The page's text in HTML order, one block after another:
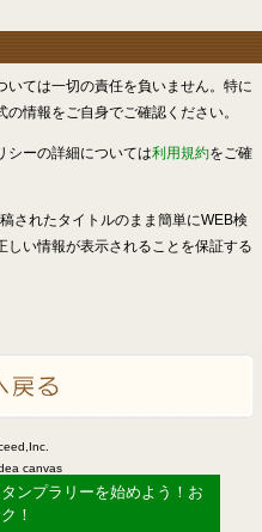
ては一切の責任を負いません。特に
情報をご自身でご確認ください。
シーの詳細については利用規約をご確
されたタイトルのまま簡単にWEB検
い情報が表示されることを保証する
canvas
ンプラリーを始めよう！お
！